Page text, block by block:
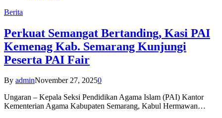
Berita
Perkuat Semangat Bertanding, Kasi PAI
Kemenag Kab. Semarang Kunjungi
Peserta PAI Fair
By adminNovember 27, 20250
Ungaran – Kepala Seksi Pendidikan Agama Islam (PAI) Kantor
Kementerian Agama Kabupaten Semarang, Kabul Hermawan…